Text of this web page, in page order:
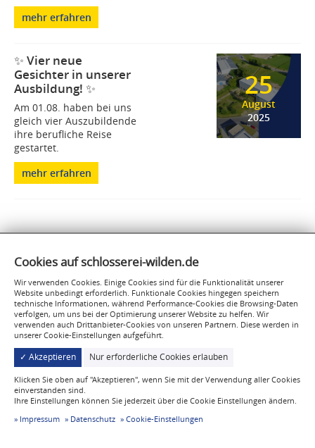
mehr erfahren
✨ Vier neue
Gesichter in unserer
Ausbildung! ✨
Am 01.08. haben bei uns
gleich vier Auszubildende
ihre berufliche Reise
gestartet.
mehr erfahren
25
August
2025
Schlosserei Dieter Wilden GmbH
Völlesbruchstraße 4
52152 Simmerath
Werk II - Einsteinstraße 5a
52152 Simmerath
+49 (0) 2473 92723 0
+49 (0) 2473 92723 15
mail@schlosserei-wilden.de
Cookies auf schlosserei-wilden.de
Wir verwenden Cookies. Einige Cookies sind für die Funktionalität unserer
Website unbedingt erforderlich. Funktionale Cookies hingegen speichern
technische Informationen, während Performance-Cookies die Browsing-Daten
verfolgen, um uns bei der Optimierung unserer Website zu helfen. Wir
verwenden auch Drittanbieter-Cookies von unseren Partnern. Diese werden in
unserer Cookie-Einstellungen aufgeführt.
✓ Akzeptieren Nur erforderliche Cookies erlauben
Klicken Sie oben auf "Akzeptieren", wenn Sie mit der Verwendung aller Cookies
einverstanden sind.
Ihre Einstellungen können Sie jederzeit über die Cookie Einstellungen ändern.
Impressum
Datenschutz Cookie-Einstellungen